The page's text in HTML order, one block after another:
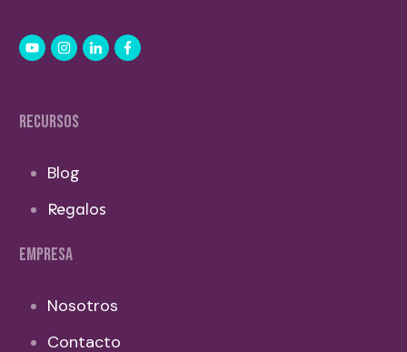
RECURSOS
Blog
Regalos
EMPRESA
Nosotros
Contacto